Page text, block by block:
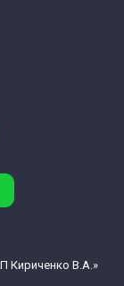
Кириченко В.А.»